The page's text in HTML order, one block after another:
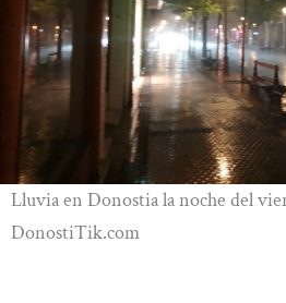
Lluvia en Donostia la noche del
DonostiTik.com